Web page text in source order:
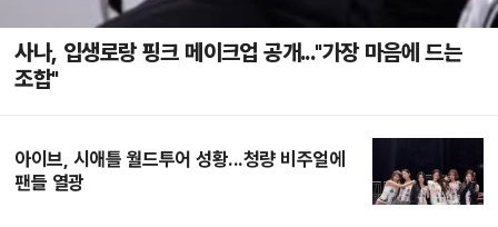
사나, 입생로랑 핑크 메이크업 공개..."가장 마음에 드는
조합"
아이브, 시애틀 월드투어 성황...청량 비주얼에
팬들 열광